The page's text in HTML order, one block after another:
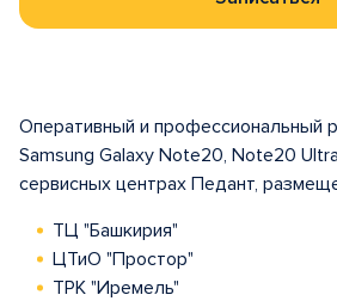
Оперативный и профессиональный
Samsung Galaxy Note20, Note20
сервисных центрах Педант,
ТЦ "Башкирия"
ЦТиО "Простор"
ТРК "Иремель"